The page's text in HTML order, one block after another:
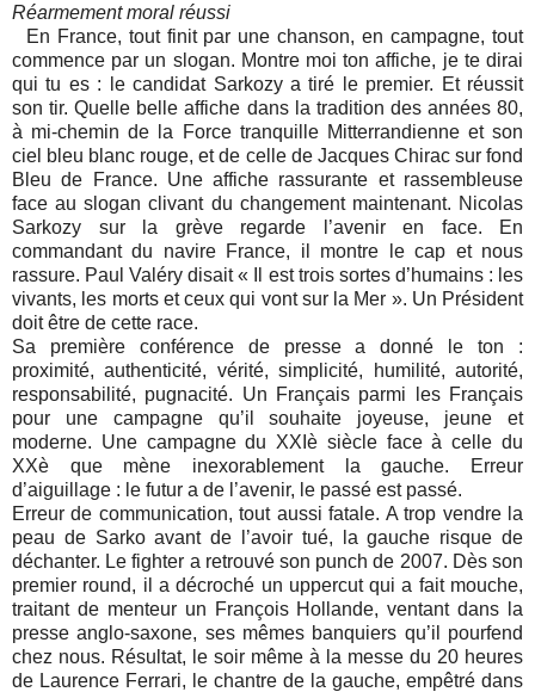
Réarmement moral réussi
En France, tout finit par une chanson, en campagne, tout
commence par un slogan. Montre moi ton affiche, je te dirai
qui tu es : le candidat Sarkozy a tiré le premier. Et réussit
son tir. Quelle belle affiche dans la tradition des années 80,
à mi-chemin de la Force tranquille Mitterrandienne et son
ciel bleu blanc rouge, et de celle de Jacques Chirac sur fond
Bleu de France. Une affiche rassurante et rassembleuse
face au slogan clivant du changement maintenant. Nicolas
Sarkozy sur la grève regarde l’avenir en face. En
commandant du navire France, il montre le cap et nous
rassure. Paul Valéry disait « Il est trois sortes d’humains : les
vivants, les morts et ceux qui vont sur la Mer ». Un Président
doit être de cette race.
Sa première conférence de presse a donné le ton :
proximité, authenticité, vérité, simplicité, humilité, autorité,
responsabilité, pugnacité. Un Français parmi les Français
pour une campagne qu’il souhaite joyeuse, jeune et
moderne. Une campagne du XXIè siècle face à celle du
XXè que mène inexorablement la gauche. Erreur
d’aiguillage : le futur a de l’avenir, le passé est passé.
Erreur de communication, tout aussi fatale. A trop vendre la
peau de Sarko avant de l’avoir tué, la gauche risque de
déchanter. Le fighter a retrouvé son punch de 2007. Dès son
premier round, il a décroché un uppercut qui a fait mouche,
traitant de menteur un François Hollande, ventant dans la
presse anglo-saxone, ses mêmes banquiers qu’il pourfend
chez nous. Résultat, le soir même à la messe du 20 heures
de Laurence Ferrari, le chantre de la gauche, empêtré dans